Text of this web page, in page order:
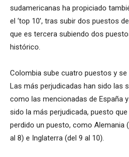
sudamericanas ha propiciado
el ‘top 10’, tras subir dos puestos
que es tercera subiendo dos
histórico.
Colombia sube cuatro puestos y se
Las más perjudicadas han sido las
como las mencionadas de España
sido la más perjudicada, puesto
perdido un puesto, como Alemania
al 8) e Inglaterra (del 9 al 10).